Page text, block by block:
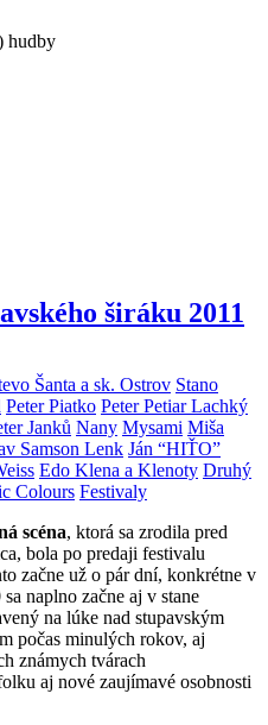
hudby
širáku 2011
Šanta a sk. Ostrov Stano
Peter Piatko Peter Petiar Lachký
Janků Nany Mysami Miša
Samson Lenk Ján “HIŤO”
Edo Klena a Klenoty Druhý
Colours Festivaly
scéna, ktorá sa zrodila pred
bola po predaji festivalu
začne už o pár dní, konkrétne v
sa naplno začne aj v stane
na lúke nad stupavským
počas minulých rokov, aj
známych tvárach
aj nové zaujímavé osobnosti